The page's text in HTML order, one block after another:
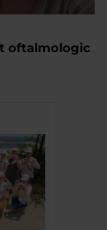
oftalmologic